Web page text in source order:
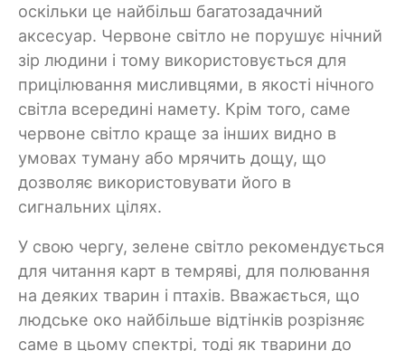
оскільки це найбільш багатозадачний
аксесуар. Червоне світло не порушує нічний
зір людини і тому використовується для
прицілювання мисливцями, в якості нічного
світла всередині намету. Крім того, саме
червоне світло краще за інших видно в
умовах туману або мрячить дощу, що
дозволяє використовувати його в
сигнальних цілях.
У свою чергу, зелене світло рекомендується
для читання карт в темряві, для полювання
на деяких тварин і птахів. Вважається, що
людське око найбільше відтінків розрізняє
саме в цьому спектрі, тоді як тварини до